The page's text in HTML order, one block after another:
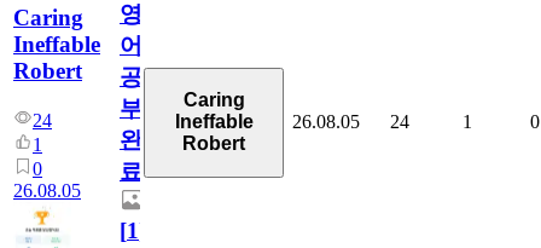
Caring
Ineffable
Robert
24
1
0
26.08.05
영
어
공
부
완
료
[1]
Caring
Ineffable
Robert
26.08.05 24 1 0